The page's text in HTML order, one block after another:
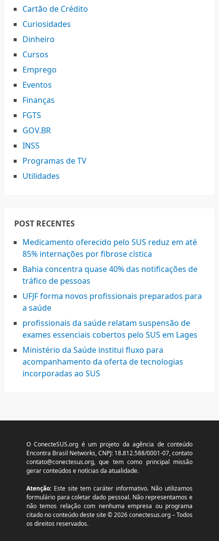
Cartão de Crédito
Curiosidades
Dinheiro
Cursos
Emprego
Eventos
Finanças
FGTS
GOV.BR
INSS
Programas de TV
Utilidades
POST RECENTES
Medicamento oferecido pelo SUS reduz em até
85% internações por fibrose cística
Bahia concentra quase 40% das notificações de
tráfico de pessoas
UFJF forma novos profissionais preparados para
a saúde
profissionais da saúde relatam suspensão de
exames essenciais cobertos pelo SUS em Lages
Ministério da Saúde institui fluxo para
acompanhamento da oferta de tecnologias
incorporadas ao SUS
O ConecteSUS.org é um projeto da agência de conteúdo
Encontra Brasil Networks, CNPJ: 18.812.588/0001-07, contato
contato@conectesus.org, que tem como principal missão
gerar conteúdos e notícias da atualidade.
Atenção:Este site tem caráter informativo. Não utilizamos
formulário para coletar dado pessoal. Não representamos e
não temos relação com nenhuma empresa ou programa
citado no conteúdo deste site © 2026 conectesus.org – Todos
os direitos reservados.